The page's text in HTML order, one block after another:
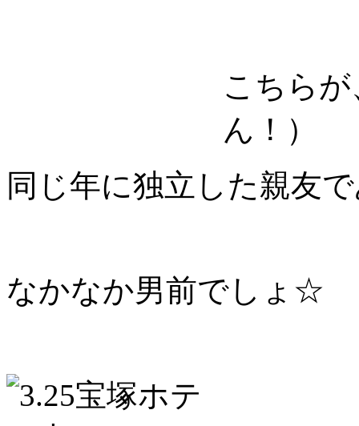
こちら
ん！）
同じ年に独立した親友
なかなか男前でしょ☆